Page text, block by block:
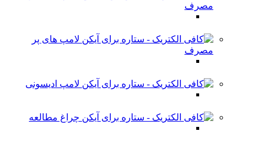
مصرف
لامپ های پر
مصرف
لامپ ادیسونی
چراغ مطالعه